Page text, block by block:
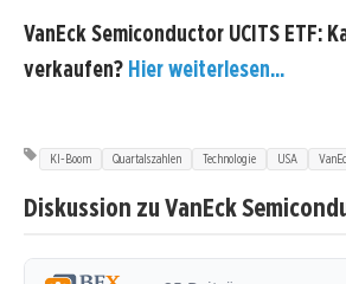
VanEck Semiconductor UCITS ETF:
verkaufen? Hier weiterlesen...
KI-Boom Quartalszahlen Technologie USA
Diskussion zu VanEck